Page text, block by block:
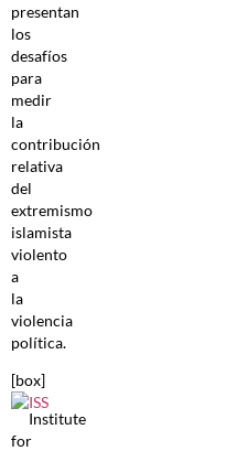
presentan
los
desafíos
para
medir
la
contribución
relativa
del
extremismo
islamista
violento
a
la
violencia
política.
[box]
Institute
for